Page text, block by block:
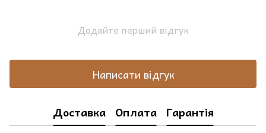
Додайте перший відгук
Написати відгук
Доставка Оплата Гарантія